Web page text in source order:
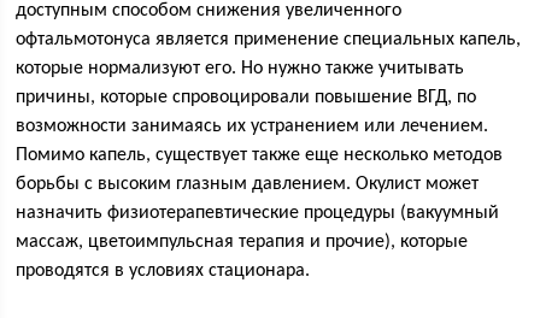
доступным способом снижения увеличенного
офтальмотонуса является применение специальных капель,
которые нормализуют его. Но нужно также учитывать
причины, которые спровоцировали повышение ВГД, по
возможности занимаясь их устранением или лечением.
Помимо капель, существует также еще несколько методов
борьбы с высоким глазным давлением. Окулист может
назначить физиотерапевтические процедуры (вакуумный
массаж, цветоимпульсная терапия и прочие), которые
проводятся в условиях стационара.